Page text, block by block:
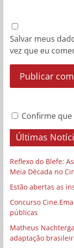
Salvar meus
vez que eu
Confirme
Últimas
Reflexo do Blefe:
Meia Década no
Estão abertas as
Concurso
públicas
Matheus
adaptação